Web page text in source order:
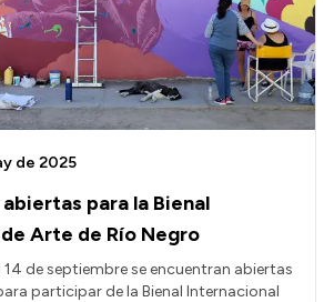
para la Bienal
Arte de Río Negro
de 2025
de septiembre se encuentran abiertas
participar de la Bienal Internacional